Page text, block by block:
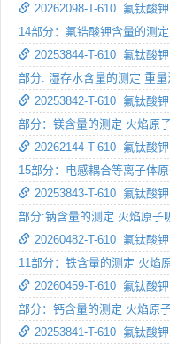
20262098-T-610 氟钛酸
14部分：氟锆酸钾含量的测
20253844-T-610 氟钛酸
部分: 湿存水含量的测定 重量
20253842-T-610 氟钛酸
部分：镁含量的测定 火焰原
20262144-T-610 氟钛酸
15部分：电感耦合等离子体
20253843-T-610 氟钛酸
部分:钠含量的测定 火焰原子
20260482-T-610 氟钛酸
11部分：铁含量的测定 火焰
20260459-T-610 氟钛酸
部分：钙含量的测定 火焰原
20253841-T-610 氟钛酸